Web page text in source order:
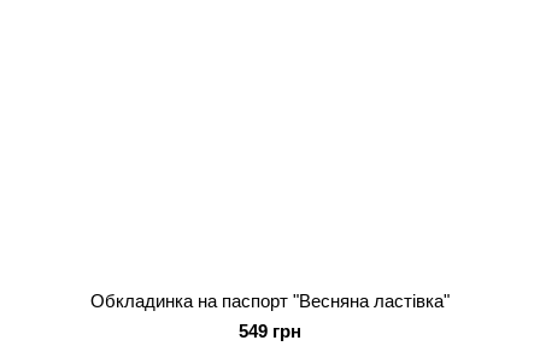
Обкладинка на паспорт "Весняна ластівка"
549 грн